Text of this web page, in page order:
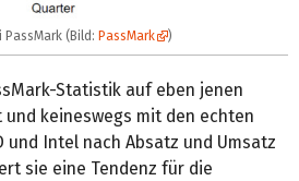
(Bild: PassMark )
Statistik auf eben jenen
und keineswegs mit den echten
und Intel nach Absatz und Umsatz
sie eine Tendenz für die